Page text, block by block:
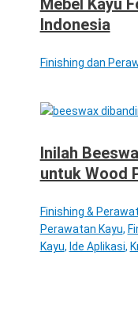
Indonesia
Finishing dan
Inilah
untuk Wood
Finishing &
Perawatan Kayu,
Kayu, Ide Aplikasi,